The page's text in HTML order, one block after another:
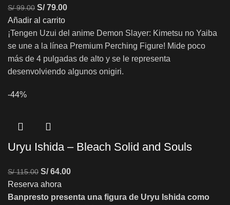
S/99.00 S/79.00
Añadir al carrito
¡Tengen Uzui del anime Demon Slayer: Kimetsu no Yaiba
se une a la línea Premium Perching Figure! Mide poco
más de 4 pulgadas de alto y se le representa
desenvolviendo algunos onigiri.
-44%
Uryu Ishida – Bleach Solid and Souls
S/115.00 S/64.00
Reserva ahora
Banpresto presenta una figura de Uryu Ishida como